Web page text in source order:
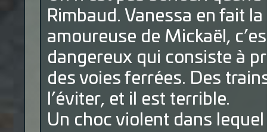
Rimbaud. Vanessa en fait
amoureuse de Mickaël,
dangereux qui consiste à
des voies ferrées. Des
l’éviter, et il est terrible.
Un choc violent dans